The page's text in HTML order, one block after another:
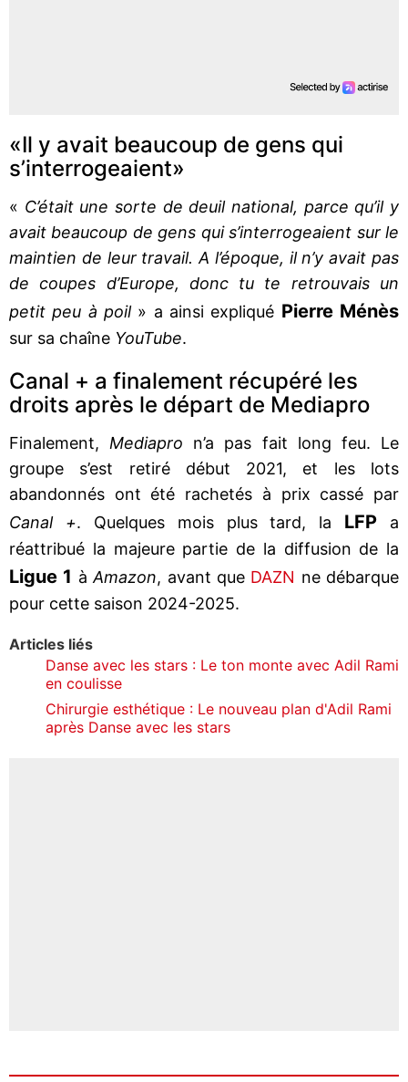
«Il y avait beaucoup de gens qui
s’interrogeaient»
« C’était une sorte de deuil national, parce qu’il y
avait beaucoup de gens qui s’interrogeaient sur le
maintien de leur travail. A l’époque, il n’y avait pas
de coupes d’Europe, donc tu te retrouvais un
petit peu à poil» a ainsi expliqué Pierre Ménès
sur sa chaîne YouTube.
Canal + a finalement récupéré les
droits après le départ de Mediapro
Finalement, Mediapro n’a pas fait long feu. Le
groupe s’est retiré début 2021, et les lots
abandonnés ont été rachetés à prix cassé par
Canal +. Quelques mois plus tard, la LFP a
réattribué la majeure partie de la diffusion de la
Ligue 1 àAmazon, avant que DAZN ne débarque
pour cette saison 2024-2025.
Articles liés
Danse avec les stars : Le ton monte avec Adil Rami
en coulisse
Chirurgie esthétique : Le nouveau plan d'Adil Rami
après Danse avec les stars